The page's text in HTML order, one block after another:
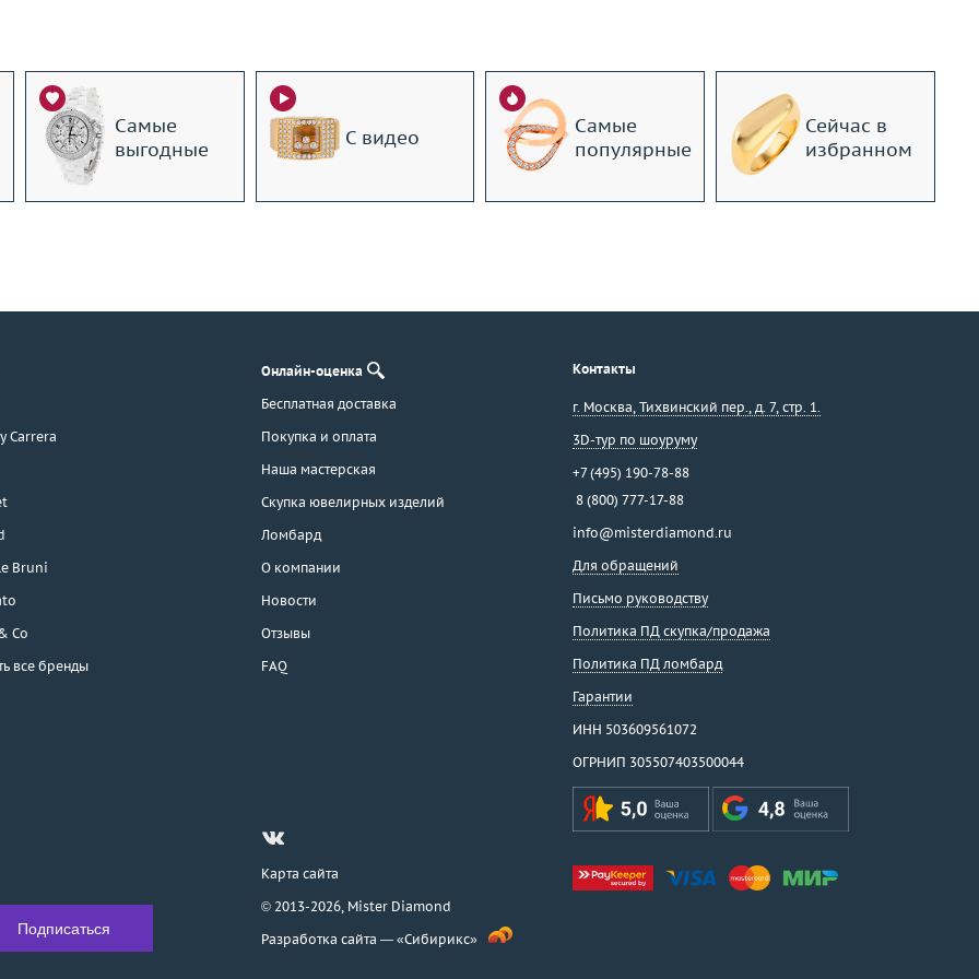
Самые
выгодные
С видео
Самые
популярные
Сейчас в
избранном
Carrera
Bruni
Co
все бренды
Онлайн-оценка
Бесплатная доставка
Покупка и оплата
Наша мастерская
Скупка ювелирных изделий
Ломбард
О компании
Новости
Отзывы
FAQ
Контакты
г. Москва, Тихвинский пер., д. 7, стр. 1.
3D-тур по шоуруму
+7 (495) 190-78-88
8 (800) 777-17-88
info@misterdiamond.ru
Для обращений
Письмо руководству
Политика ПД скупка/продажа
Политика ПД ломбард
Гарантии
ИНН 503609561072
ОГРНИП 305507403500044
Карта сайта
© 2013-2026, Mister Diamond
Разработка сайта — «Сибирикс»